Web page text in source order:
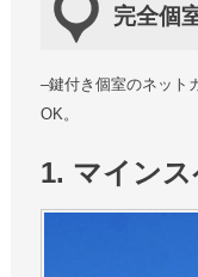
完全個
–鍵付き個室のネット
OK。
1. マイン